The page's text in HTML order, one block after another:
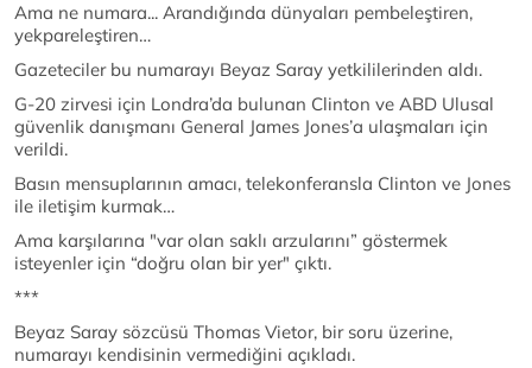
Ama ne numara... Arandığında dünyaları pembeleştiren,
yekpareleştiren…
Gazeteciler bu numarayı Beyaz Saray yetkililerinden aldı.
G-20 zirvesi için Londra’da bulunan Clinton ve ABD Ulusal
güvenlik danışmanı General James Jones’a ulaşmaları için
verildi.
Basın mensuplarının amacı, telekonferansla Clinton ve Jones
ile iletişim kurmak…
Ama karşılarına "var olan saklı arzularını” göstermek
isteyenler için “doğru olan bir yer" çıktı.
***
Beyaz Saray sözcüsü Thomas Vietor, bir soru üzerine,
numarayı kendisinin vermediğini açıkladı.